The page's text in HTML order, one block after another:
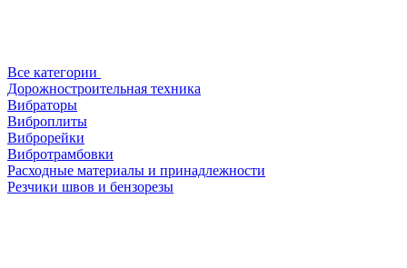
Все категории
Дорожностроительная техника
Вибраторы
Виброплиты
Виброрейки
Вибротрамбовки
Расходные материалы и принадлежности
Резчики швов и бензорезы